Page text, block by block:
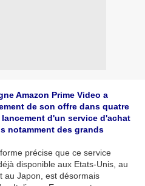
Amazon Prime Video a
de son offre dans quatre
d'un service d'achat
notamment des grands
précise que ce service
disponible aux Etats-Unis, au
au Japon, est désormais